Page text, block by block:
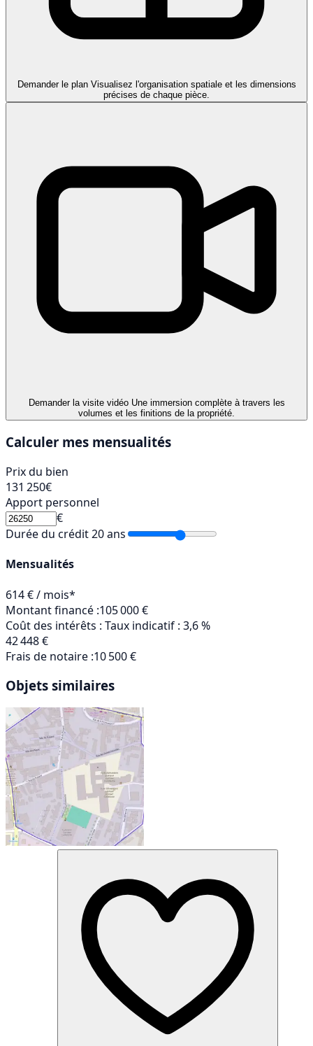
Demander le plan Visualisez l'organisation spatiale et les dimensions
précises de chaque pièce.
Demander la visite vidéo Une immersion complète à travers les
volumes et les finitions de la propriété.
Calculer mes mensualités
Prix du bien
131 250€
Apport personnel
€
Durée du crédit20 ans
Mensualités
614 € / mois*
Montant financé :105 000 €
Coût des intérêts : Taux indicatif : 3,6 %
42 448 €
Frais de notaire :10 500 €
Objets similaires